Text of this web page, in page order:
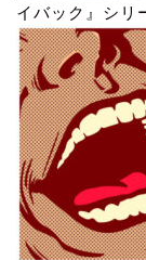
イバック』シリ